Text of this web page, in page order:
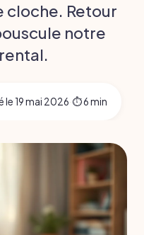
cloche. Retour
notre
le 19 mai 2026·⏱ 6 min